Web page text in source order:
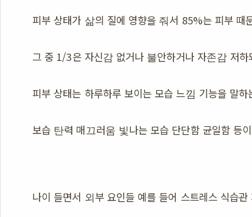
피부 상태가 삶의 질에 영향을 줘서 85%는 피부 때
그 중 1/3은 자신감 없거나 불안하거나 자존감 저하
피부 상태는 하루하루 보이는 모습 느낌 기능을 말하
보습 탄력 매끄러움 빛나는 모습 단단함 균일함 등
나이 들면서 외부 요인들 예를 들어 스트레스 식습